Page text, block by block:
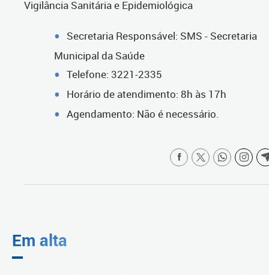
Vigilância Sanitária e Epidemiológica
Secretaria Responsável: SMS - Secretaria
Municipal da Saúde
Telefone: 3221-2335
Horário de atendimento: 8h às 17h
Agendamento: Não é necessário.
Em alta